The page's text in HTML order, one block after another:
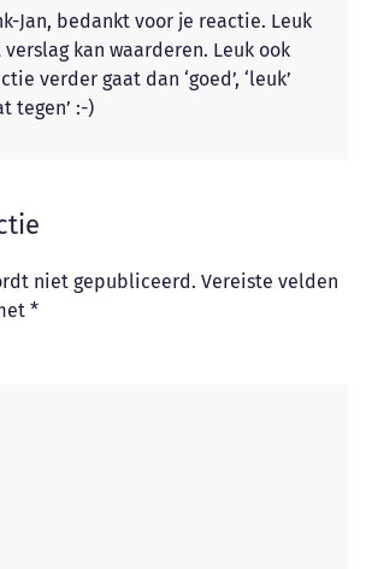
Jan, bedankt voor je reactie. Leuk
kan waarderen. Leuk ook
verder gaat dan ‘goed’, ‘leuk’
tegen’ :-)
niet gepubliceerd. Vereiste velden
*